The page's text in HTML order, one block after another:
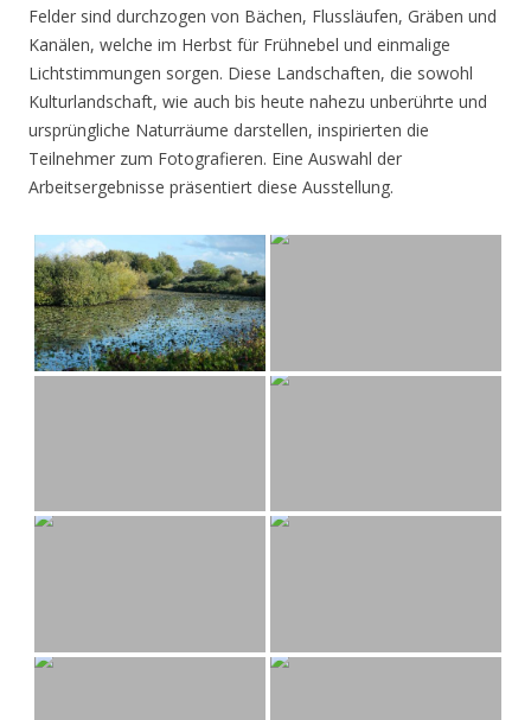
Felder sind durchzogen von Bächen, Flussläufen, Gräben und
Kanälen, welche im Herbst für Frühnebel und einmalige
Lichtstimmungen sorgen. Diese Landschaften, die sowohl
Kulturlandschaft, wie auch bis heute nahezu unberührte und
ursprüngliche Naturräume darstellen, inspirierten die
Teilnehmer zum Fotografieren. Eine Auswahl der
Arbeitsergebnisse präsentiert diese Ausstellung.